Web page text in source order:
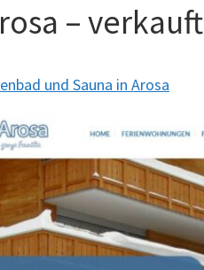
– verkauft
und Sauna in Arosa